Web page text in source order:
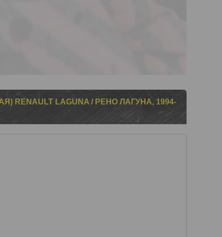
RENAULT LAGUNA / РЕНО ЛАГУНА, 1994-